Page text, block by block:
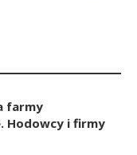
farmy
Hodowcy i firmy